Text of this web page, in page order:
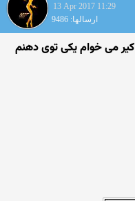
13 Apr 2017 11:29
ارسالها: 9486
اینجا خیلی حشری شده میگه ۳ کیر می خوام یکی توی دهنم